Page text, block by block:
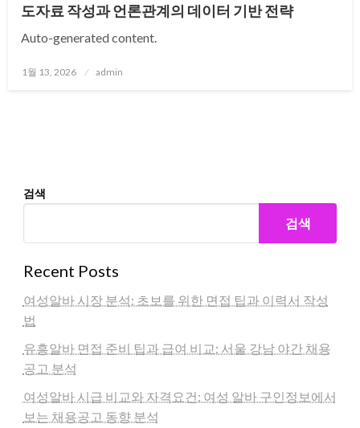
도자료 작성과 언론관계의 데이터 기반 전략
Auto-generated content.
Posted
1월 13, 2026 admin
검색
검색
Recent Posts
여성알바 시장 분석: 초보를 위한 면접 팁과 이력서 작성
법
유흥알바 면접 준비 팁과 급여 비교: 서울 강남 야간 채용
공고 분석
여성알바 시급 비교와 자격요건: 여성 알바 구인정보에서
보는 채용공고 동향 분석